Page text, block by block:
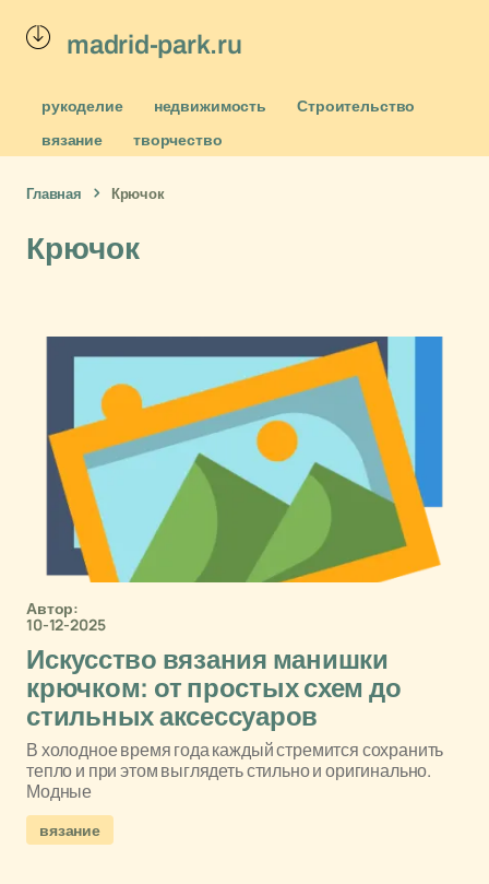
madrid-park.ru
рукоделие недвижимость
Строительство
вязание
творчество
Главная Крючок
Крючок
Автор:
10-12-2025
Искусство вязания манишки
крючком: от простых схем до
стильных аксессуаров
В холодное время года каждый стремится сохранить
тепло и при этом выглядеть стильно и оригинально.
Модные
вязание